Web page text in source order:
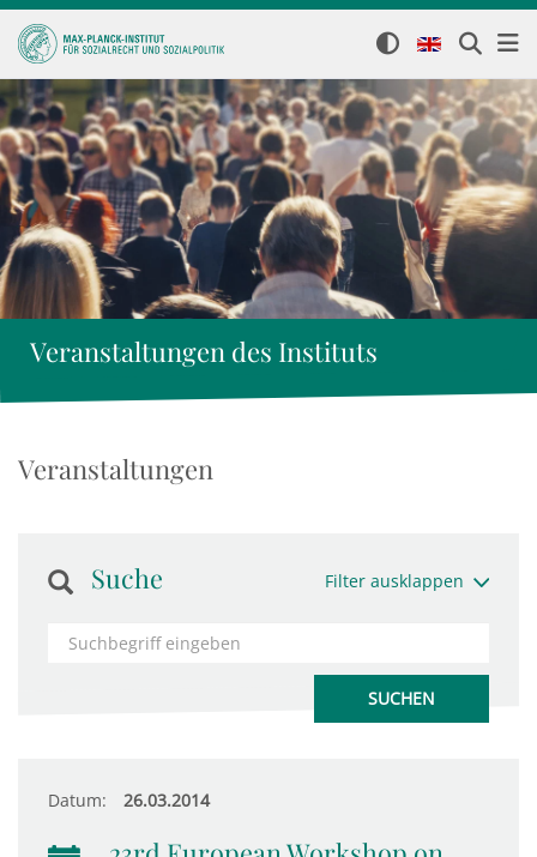
Veranstaltungen des Instituts
Veranstaltungen
Suche Filter ausklappen
Datum: 26.03.2014